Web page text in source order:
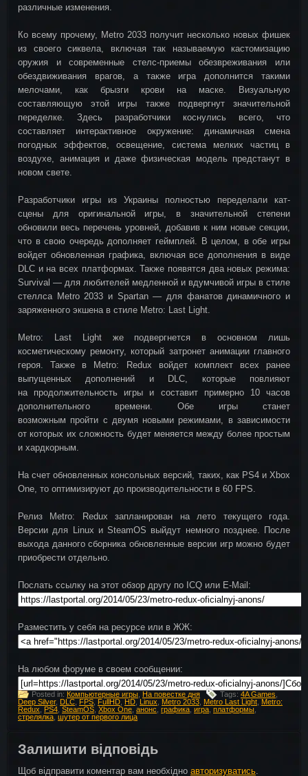
различные изменения.
Ко всему прочему, Metro 2033 получит несколько новых фишек
из своего сиквела, включая так называемую кастомизацию
оружия и современные стелс-приемы обезвреживания или
обездвиживания врагов, а также игра дополнится такими
мелочами, как брызги крови на маске. Визуальную
составляющую этой игры также подвергнут значительной
переделке. Здесь разработчики коснулись всего, что
составляет интерактивное окружение: динамичная смена
погодных эффектов, освещение, система мелких частиц в
воздухе, анимация и даже физическая модель предстанут в
новом свете.
Разработчики игры из Украины полностью переделали кат-
сцены для оригинальной игры, в значительной степени
обновили весь перечень уровней, добавив к ним новые секции,
что в свою очередь дополняет геймплей. В целом, в обе игры
войдет обновленная графика, включая все дополнения в виде
DLC и на всех платформах. Также появятся два новых режима:
Survival — для любителей медленной и вдумчивой игры в стиле
стеллса Metro 2033 и Spartan — для фанатов динамичного и
заряженного экшена в стиле Metro: Last Light.
Metro: Last Light же подвергнется в основном лишь
косметическому ремонту, который затронет анимации главного
героя. Также в Metro: Redux войдет комплект всех ранее
выпущенных дополнений и DLC, которые повлияют
на продолжительность игры и составит примерно 10 часов
дополнительного времени. Обе игры станет
возможным пройти с двумя новыми режимами, в зависимости
от которых их сложность будет меняется между более простым
и хардкорным.
На счет обновленных консольных версий, таких, как PS4 и Xbox
One, то оптимизируют до производительности в 60 FPS.
Релиз Metro: Redux запланирован на лето текущего года.
Версии для Linux и SteamOS выйдут немного позднее. После
выхода данного сборника обновленные версии игр можно будет
приобрести отдельно.
Послать ссылку на этот обзор другу по ICQ или E-Mail:
Разместить у себя на ресурсе или в ЖЖ:
На любом форуме в своем сообщении:
Posted in: Компьютерные игры На повестке дня Tags: 4A Games
Deep Silver, DLC FPS FullHD HD Linux Metro 2033 Metro Last Light Metro:
Redux
PS4 SteamOS Xbox One анонс графика игра платформы
стрелялка шутер от первого лица
Залишити відповідь
Щоб відправити коментар вам необхідно авторизуватись.